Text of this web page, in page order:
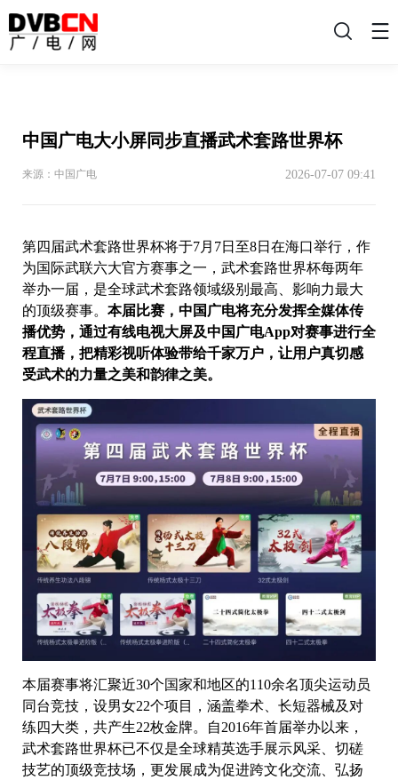
搜
中国广电大小屏同步直播武术套路世界杯
来源：中国广电 2026-07-07 09:41
第四届武术套路世界杯将于7月7日至8日在海口举行，作
为国际武联六大官方赛事之一，武术套路世界杯每两年
举办一届，是全球武术套路领域级别最高、影响力最大
的顶级赛事。 本届比赛，中国广电将充分发挥全媒体传
播优势，通过有线电视大屏及中国广电App对赛事进行全
程直播，把精彩视听体验带给千家万户，让用户真切感
受武术的力量之美和韵律之美。
本届赛事将汇聚近30个国家和地区的110余名顶尖运动员
同台竞技，设男女22个项目，涵盖拳术、长短器械及对
练四大类，共产生22枚金牌。自2016年首届举办以来，
武术套路世界杯已不仅是全球精英选手展示风采、切磋
技艺的顶级竞技场，更发展成为促进跨文化交流、弘扬